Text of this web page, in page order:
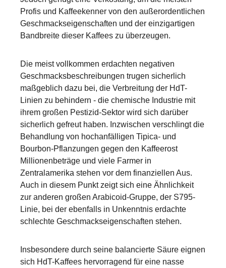
Profis und Kaffeekenner von den außerordentlichen
Geschmackseigenschaften und der einzigartigen
Bandbreite dieser Kaffees zu überzeugen.
Die meist vollkommen erdachten negativen
Geschmacksbeschreibungen trugen sicherlich
maßgeblich dazu bei, die Verbreitung der HdT-
Linien zu behindern - die chemische Industrie mit
ihrem großen Pestizid-Sektor wird sich darüber
sicherlich gefreut haben. Inzwischen verschlingt die
Behandlung von hochanfälligen Tipica- und
Bourbon-Pflanzungen gegen den Kaffeerost
Millionenbeträge und viele Farmer in
Zentralamerika stehen vor dem finanziellen Aus.
Auch in diesem Punkt zeigt sich eine Ähnlichkeit
zur anderen großen Arabicoid-Gruppe, der S795-
Linie, bei der ebenfalls in Unkenntnis erdachte
schlechte Geschmackseigenschaften stehen.
Insbesondere durch seine balancierte Säure eignen
sich HdT-Kaffees hervorragend für eine nasse